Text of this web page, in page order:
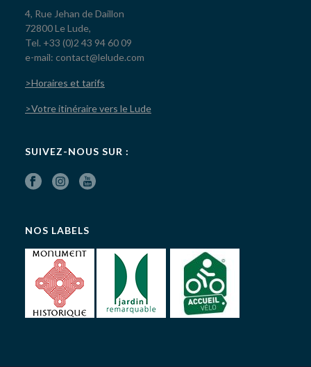
4, Rue Jehan de Daillon
72800 Le Lude,
Tel. +33 (0)2 43 94 60 09
e-mail: contact@lelude.com
>Horaires et tarifs
>Votre itinéraire vers le Lude
SUIVEZ-NOUS SUR :
NOS LABELS